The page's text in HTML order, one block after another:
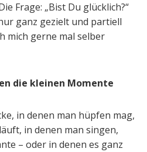
Frage: „Bist Du glücklich?“
ganz gezielt und partiell
mich gerne mal selber
die kleinen Momente
in denen man hüpfen mag,
in denen man singen,
– oder in denen es ganz